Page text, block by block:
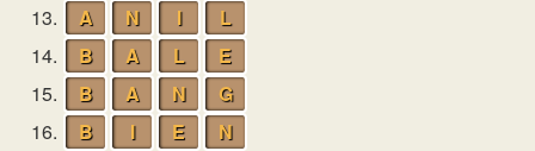
13.
A N I
L
14.
B A L
E
15.
B A N
G
16.
B I E
N